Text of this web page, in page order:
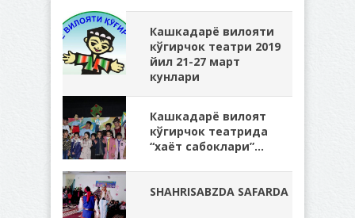
Кашкадарё вилояти
кўгирчок театри 2019
йил 21-27 март
кунлари
Кашкадарё вилоят
кўгирчок театрида
“хаёт сабоклари”...
SHAHRISABZDA SAFARDA